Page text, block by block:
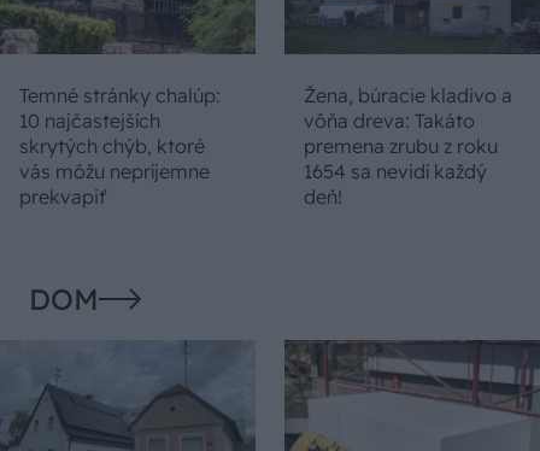
Temné stránky chalúp:
10 najčastejších
skrytých chýb, ktoré
vás môžu nepríjemne
prekvapiť
Žena, búracie kladivo a
vôňa dreva: Takáto
premena zrubu z roku
1654 sa nevidí každý
deň!
DOM